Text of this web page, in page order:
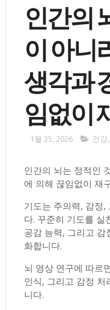
인간의
이 아니
생각과
임없이
1월 25, 2026 건강,
인간의 뇌는 정적인
에 의해 끊임없이 재
기도는 주의력, 감정,
다. 꾸준히 기도를 실
공감 능력, 그리고 감
화합니다.
뇌 영상 연구에 따르
인식, 그리고 감정
니다.